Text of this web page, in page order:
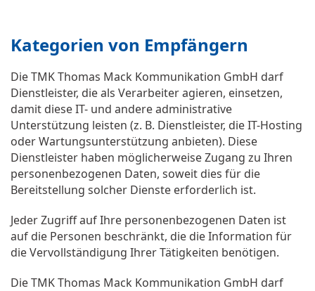
Kategorien von Empfängern
Die TMK Thomas Mack Kommunikation GmbH darf
Dienstleister, die als Verarbeiter agieren, einsetzen,
damit diese IT- und andere administrative
Unterstützung leisten (z. B. Dienstleister, die IT-Hosting
oder Wartungsunterstützung anbieten). Diese
Dienstleister haben möglicherweise Zugang zu Ihren
personenbezogenen Daten, soweit dies für die
Bereitstellung solcher Dienste erforderlich ist.
Jeder Zugriff auf Ihre personenbezogenen Daten ist
auf die Personen beschränkt, die die Information für
die Vervollständigung Ihrer Tätigkeiten benötigen.
Die TMK Thomas Mack Kommunikation GmbH darf